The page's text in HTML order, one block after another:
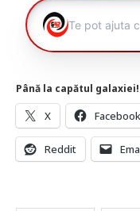
Până la capătul galaxiei!
X Facebook
Reddit